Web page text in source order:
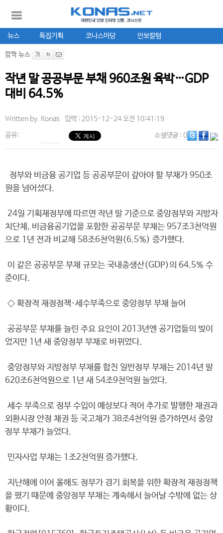
뉴스 특집기획 코나스마당 안보칼럼
깜짝 뉴스
작년 말 공공부문 부채 960조원 육박…GDP
대비 64.5%
Written by. Konas 입력 : 2015-12-24 오전 10:41:19
공유: 소셜댓글: 0
정부와 비금융 공기업 등 공공부문이 갚아야 할 부채가 950조
원을 넘어섰다.
24일 기획재정부에 따르면 작년 말 기준으로 중앙정부와 지방자
치단체, 비금융공기업을 포함한 공공부문 부채는 957조3천억원
으로 1년 전과 비교해 58조6천억원(6.5%) 증가했다.
이 같은 공공부문 부채 규모는 국내총생산(GDP)의 64.5% 수
준이다.
◇ 확장적 재정정책·세수부족으로 중앙정부 부채 늘어
공공부문 부채를 늘린 주요 요인이 2013년엔 공기업들의 빚이
었지만 1년 새 중앙정부 부채로 바뀌었다.
중앙정부와 지방정부 부채를 합친 일반정부 부채는 2014년 말
620조6천억원으로 1년 새 54조9천억원 늘었다.
세수 부족으로 정부 수입이 예상보다 적어 추가로 발행한 채권과
외환시장 안정 채권 등 국고채가 38조4천억원 증가하면서 중앙
정부 부채가 늘었다.
민자사업 부채는 1조2천억원 증가했다.
지난해에 이어 올해도 정부가 경기 회복을 위한 확장적 재정정책
을 폈기 때문에 중앙정부 부채는 계속해서 늘어날 수밖에 없는 상
황이다.